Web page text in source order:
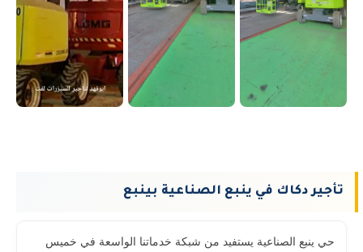
تأجير دكاك في ينبع الصناعية بينبع
حي ينبع الصناعية يستفيد من شبكة خدماتنا الواسعة في خميس